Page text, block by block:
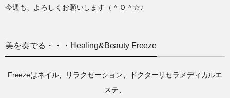
今週も、よろしくお願いします（＾Ｏ＾☆♪
美を奏でる・・・Healing&Beauty Freeze
Freezeはネイル、リラクゼーション、ドクターリセラメディカルエ
ステ、